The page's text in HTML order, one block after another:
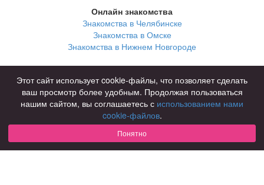
Онлайн знакомства
Знакомства в Челябинске
Знакомства в Омске
Знакомства в Нижнем Новгороде
Для чего
для брака и создания семьи
для любви и с/о
для дружбы
для взрослых
В возрасте
за 40 лет
Этот сайт использует cookie-файлы, что позволяет сделать
ваш просмотр более удобным. Продолжая пользоваться
нашим сайтом, вы соглашаетесь с использованием нами
cookie-файлов.
Понятно